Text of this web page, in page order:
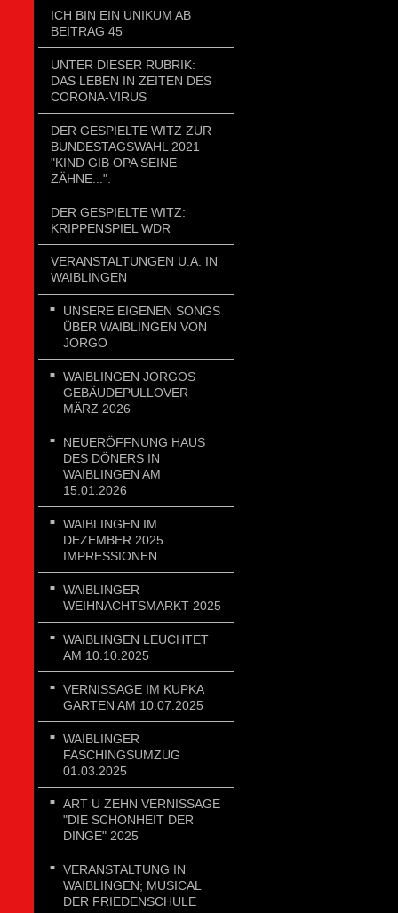
ICH BIN EIN UNIKUM AB
BEITRAG 45
UNTER DIESER RUBRIK:
DAS LEBEN IN ZEITEN DES
CORONA-VIRUS
DER GESPIELTE WITZ ZUR
BUNDESTAGSWAHL 2021
"KIND GIB OPA SEINE
ZÄHNE...".
DER GESPIELTE WITZ:
KRIPPENSPIEL WDR
VERANSTALTUNGEN U.A. IN
WAIBLINGEN
UNSERE EIGENEN SONGS
ÜBER WAIBLINGEN VON
JORGO
WAIBLINGEN JORGOS
GEBÄUDEPULLOVER
MÄRZ 2026
NEUERÖFFNUNG HAUS
DES DÖNERS IN
WAIBLINGEN AM
15.01.2026
WAIBLINGEN IM
DEZEMBER 2025
IMPRESSIONEN
WAIBLINGER
WEIHNACHTSMARKT 2025
WAIBLINGEN LEUCHTET
AM 10.10.2025
VERNISSAGE IM KUPKA
GARTEN AM 10.07.2025
WAIBLINGER
FASCHINGSUMZUG
01.03.2025
ART U ZEHN VERNISSAGE
"DIE SCHÖNHEIT DER
DINGE" 2025
VERANSTALTUNG IN
WAIBLINGEN; MUSICAL
DER FRIEDENSCHULE